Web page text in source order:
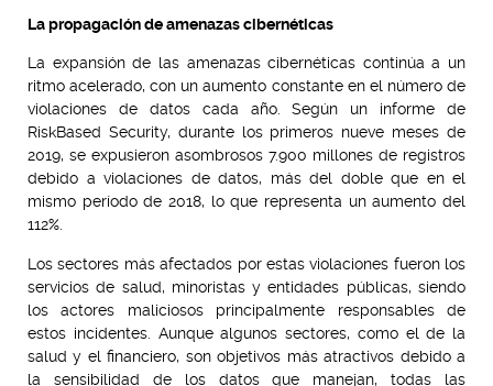
La propagación de amenazas cibernéticas
La expansión de las amenazas cibernéticas continúa a un
ritmo acelerado, con un aumento constante en el número de
violaciones de datos cada año. Según un informe de
RiskBased Security, durante los primeros nueve meses de
2019, se expusieron asombrosos 7.900 millones de registros
debido a violaciones de datos, más del doble que en el
mismo período de 2018, lo que representa un aumento del
112%.
Los sectores más afectados por estas violaciones fueron los
servicios de salud, minoristas y entidades públicas, siendo
los actores maliciosos principalmente responsables de
estos incidentes. Aunque algunos sectores, como el de la
salud y el financiero, son objetivos más atractivos debido a
la sensibilidad de los datos que manejan, todas las